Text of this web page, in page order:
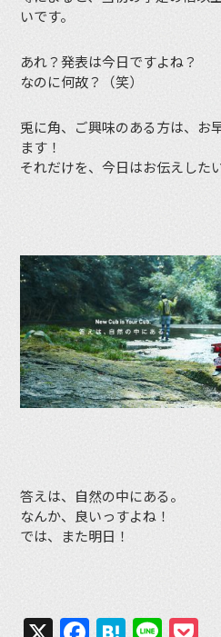
いです。
あれ？発表は今日ですよね？
なのに何故？（笑）
兎に角、ご興味のある方は、お
ます！
それだけを、今日はお伝えした
答えは、自然の中にある。
なんか、良いっすよね！
では、また明日！